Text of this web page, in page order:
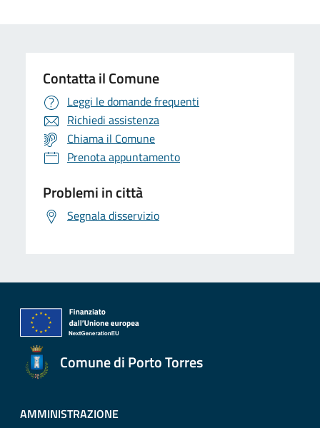
Contatta il Comune
Leggi le domande frequenti
Richiedi assistenza
Chiama il Comune
Prenota appuntamento
Problemi in città
Segnala disservizio
Comune di Porto Torres
AMMINISTRAZIONE